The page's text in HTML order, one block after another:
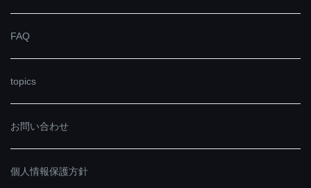
FAQ
topics
お問い合わせ
個人情報保護方針